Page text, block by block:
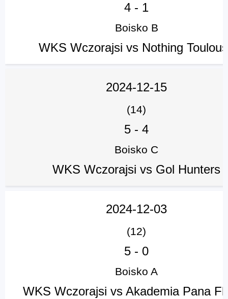
4 - 1
Boisko B
WKS Wczorajsi vs Nothing
2024-12-15
(14)
5 - 4
Boisko C
WKS Wczorajsi vs Gol Hunters
2024-12-03
(12)
5 - 0
Boisko A
WKS Wczorajsi vs Akademia Pana